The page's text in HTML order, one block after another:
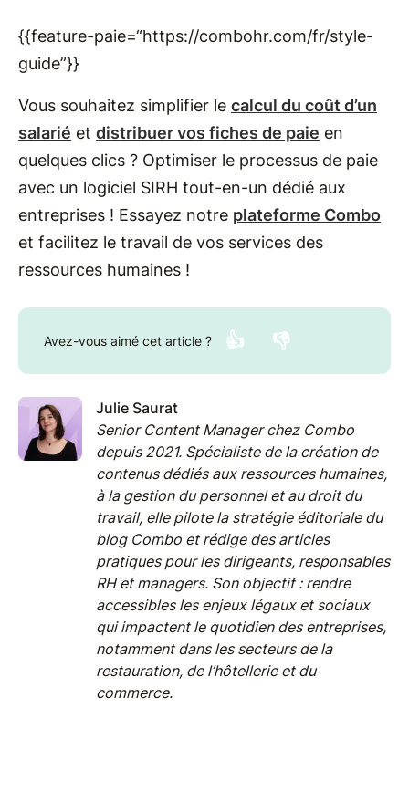
{{feature-paie=“https://combohr.com/fr/style-
guide”}}
Vous souhaitez simplifier le calcul du coût d’un
salarié et distribuer vos fiches de paie en
quelques clics ? Optimiser le processus de paie
avec un logiciel SIRH tout-en-un dédié aux
entreprises ! Essayez notre plateforme Combo
et facilitez le travail de vos services des
ressources humaines !
Avez-vous aimé cet article ? 👍 👎
Julie Saurat
Senior Content Manager chez Combo
depuis 2021. Spécialiste de la création de
contenus dédiés aux ressources humaines,
à la gestion du personnel et au droit du
travail, elle pilote la stratégie éditoriale du
blog Combo et rédige des articles
pratiques pour les dirigeants, responsables
RH et managers. Son objectif : rendre
accessibles les enjeux légaux et sociaux
qui impactent le quotidien des entreprises,
notamment dans les secteurs de la
restauration, de l’hôtellerie et du
commerce.